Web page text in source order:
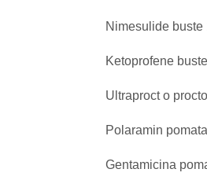
Nimesulide buste
Ketoprofene
Ultraproct o
Polaramin
Gentamicina